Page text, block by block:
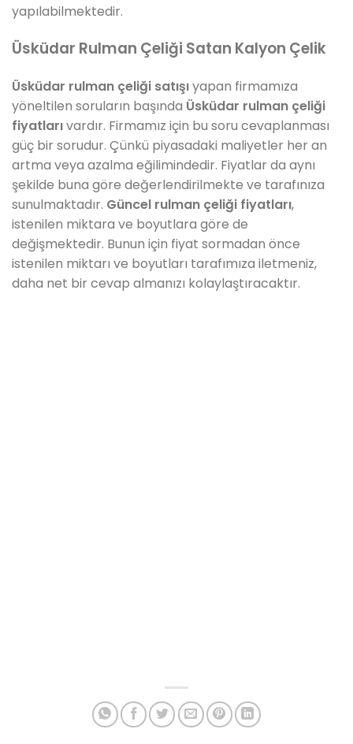
yapılabilmektedir.
Üsküdar Rulman Çeliği Satan Kalyon Çelik
Üsküdar rulman çeliği satışıyapan firmamıza
yöneltilen soruların başında Üsküdar rulman çeliği
fiyatlarıvardır. Firmamız için bu soru cevaplanması
güç bir sorudur. Çünkü piyasadaki maliyetler her an
artma veya azalma eğilimindedir. Fiyatlar da aynı
şekilde buna göre değerlendirilmekte ve tarafınıza
sunulmaktadır. Güncel rulman çeliği fiyatları,
istenilen miktara ve boyutlara göre de
değişmektedir. Bunun için fiyat sormadan önce
istenilen miktarı ve boyutları tarafımıza iletmeniz,
daha net bir cevap almanızı kolaylaştıracaktır.